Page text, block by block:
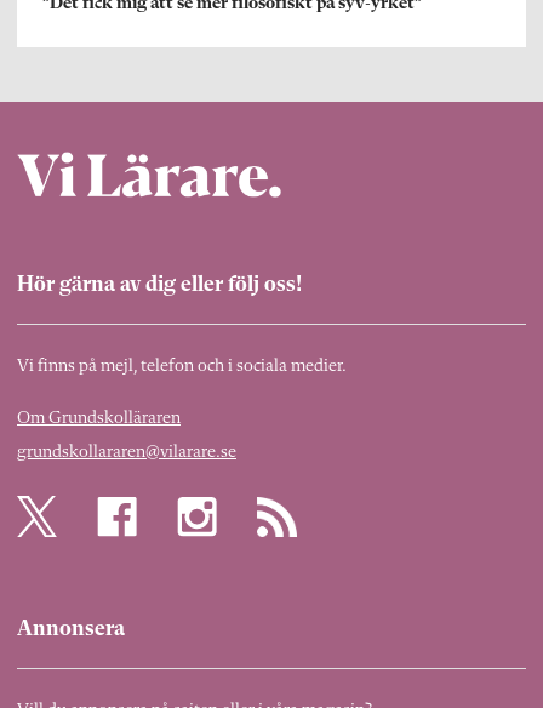
”Det fick mig att se mer filosofiskt på syv-yrket”
Hör gärna av dig eller följ oss!
Vi finns på mejl, telefon och i sociala medier.
Om Grundskolläraren
grundskollararen@vilarare.se
Annonsera